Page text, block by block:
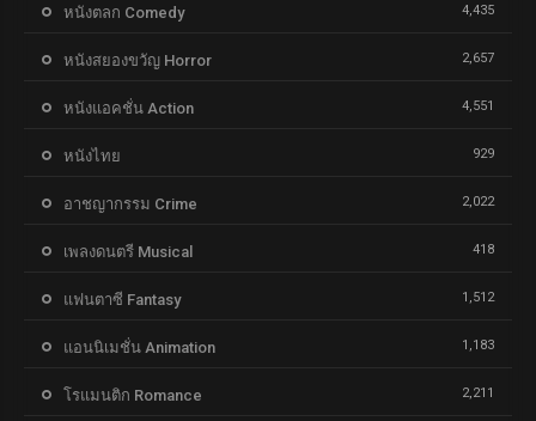
หนังตลก Comedy 4,435
หนังสยองขวัญ Horror 2,657
หนังแอคชั่น Action 4,551
หนังไทย 929
อาชญากรรม Crime 2,022
เพลงดนตรี Musical 418
แฟนตาซี Fantasy 1,512
แอนนิเมชั่น Animation 1,183
โรแมนติก Romance 2,211